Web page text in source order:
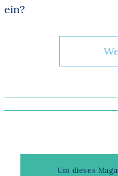
ein?
Um dieses